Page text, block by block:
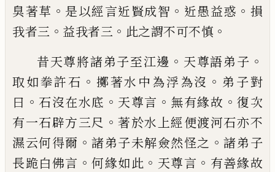
臭著草 。 是以經言近賢成智 。 近愚益惑 。 損
我者三 。 益我者三 。 此之謂不可不慎 。
昔天尊將諸弟子至江邊 。 天尊語弟子 。
取如拳許石 。 擲著水中為浮為沒 。 弟子對
曰 。 石沒在水底 。 天尊言 。 無有緣故 。復次
有一石辟方三尺 。著於水上經便渡河石亦不
濕云何得爾 。諸弟子未解僉然怪之 。諸弟子
長跪白佛言 。何緣如此 。 天尊言 。 有善緣故